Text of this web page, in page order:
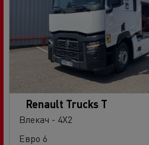
Renault Trucks T
Влекач - 4X2
Евро 6